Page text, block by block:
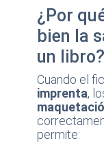
¿Por
bien la
un libro?
Cuando el
imprenta,
permite: